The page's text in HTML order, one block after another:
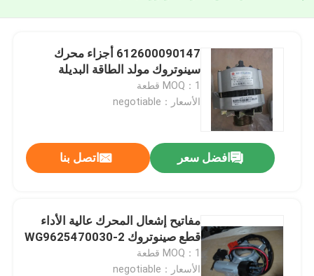
612600090147 أجزاء محرك
سينوتروك مولد الطاقة البديلة
MOQ：1 قطعة
الأسعار：negotiable
افضل سعر اتصل بنا
مفاتيح إشعال المحرك عالية الأداء
قطع صينوتروك WG9625470030-2
MOQ：1 قطعة
الأسعار：negotiable